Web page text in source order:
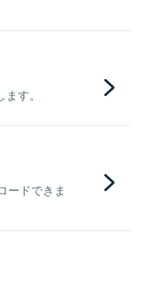
す。
ードできま